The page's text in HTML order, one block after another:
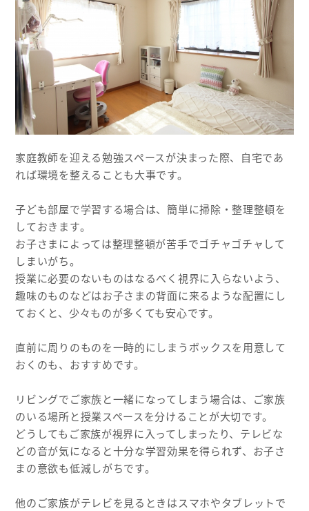
家庭教師を迎える勉強スペースが決まった際、自宅であ
れば環境を整えることも大事です。
子ども部屋で学習する場合は、簡単に掃除・整理整頓を
しておきます。
お子さまによっては整理整頓が苦手でゴチャゴチャして
しまいがち。
授業に必要のないものはなるべく視界に入らないよう、
趣味のものなどはお子さまの背面に来るような配置にし
ておくと、少々ものが多くても安心です。
直前に周りのものを一時的にしまうボックスを用意して
おくのも、おすすめです。
リビングでご家族と一緒になってしまう場合は、ご家族
のいる場所と授業スペースを分けることが大切です。
どうしてもご家族が視界に入ってしまったり、テレビな
どの音が気になると十分な学習効果を得られず、お子さ
まの意欲も低減しがちです。
他のご家族がテレビを見るときはスマホやタブレットで